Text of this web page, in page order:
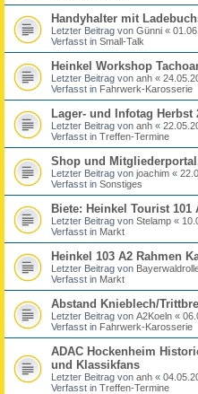
Handyhalter mit
Letzter Beitrag von Günni «
Verfasst in Small-Talk
Heinkel Workshop
Letzter Beitrag von anh «
Verfasst in Fahrwerk-Karosserie
Lager- und Infotag Herbst
Letzter Beitrag von anh «
Verfasst in Treffen-Termine
Shop und
Letzter Beitrag von joachim «
Verfasst in Sonstiges
Biete: Heinkel Tourist 101
Letzter Beitrag von Stelamp «
Verfasst in Markt
Heinkel 103 A2 Rahmen
Letzter Beitrag von
Verfasst in Markt
Abstand Knieblech/
Letzter Beitrag von A2Koeln «
Verfasst in Fahrwerk-Karosserie
ADAC Hockenheim
und Klassikfans
Letzter Beitrag von anh «
Verfasst in Treffen-Termine